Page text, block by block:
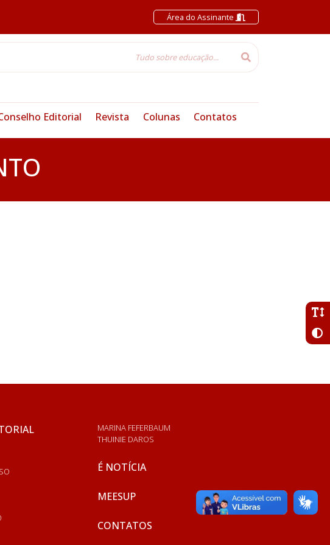
Área do Assinante
Editorial Revista Colunas Contatos
MARINA FEFERBAUM
THUINIE DAROS
É NOTÍCIA
MEESUP
CONTATOS